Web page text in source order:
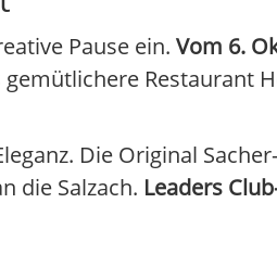
Pause ein. Vom 6.
Restaurant
Die Original
die Salzach. Leaders